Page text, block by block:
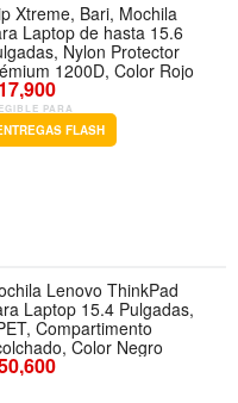
Xtreme, Bari, Mochila
Laptop de hasta 15.6
Nylon Protector
1200D, Color Rojo
PARA
FLASH
Lenovo ThinkPad
Laptop 15.4 Pulgadas,
Compartimento
Color Negro